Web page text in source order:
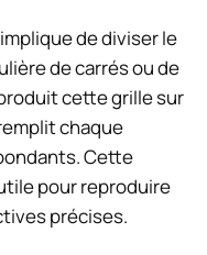
de diviser le
de carrés ou de
cette grille sur
chaque
Cette
pour reproduire
précises.